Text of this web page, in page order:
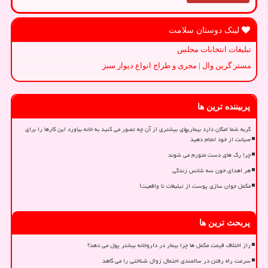
لینک دوستان سلامت
تبلیغات انتخابات مجلس
مستر گرین وال | مجری و طراح انواع دیوار سبز
پربیننده ترین ها
گربه شما امکان دارد بیماریهای بیشتری از آن چه تصور می کنید به خانه بیاورد این کارها را برای
صیانت از خود انجام دهید
چرا رگ های دست متورم می شوند
هر اهدای خون سه شانس زندگی
مکمل جوان سازی پوست از تبلیغات تا واقعیت!
پربحث ترین ها
راز اختلاف قیمت مکمل ها چرا بیمار در داروخانه بیشتر پول می دهد؟
سرعت راه رفتن در سالمندی احتمال زوال شناختی را می کاهد